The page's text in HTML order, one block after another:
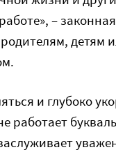
–
детям
и глубоко
работает